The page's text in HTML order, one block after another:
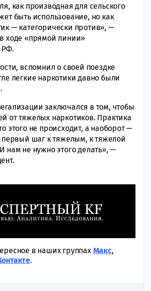
как производная для сельского
быть использование, но как
— категорически против», —
ходе «прямой линии»
РФ.
вспомнил о своей поездке
легкие наркотики давно были
заключался в том, чтобы
от тяжелых наркотиков. Практика
этого не происходит, а наоборот —
первый шаг к тяжелым, к тяжелой
нам не нужно этого делать», —
в наших группах Макс,
.